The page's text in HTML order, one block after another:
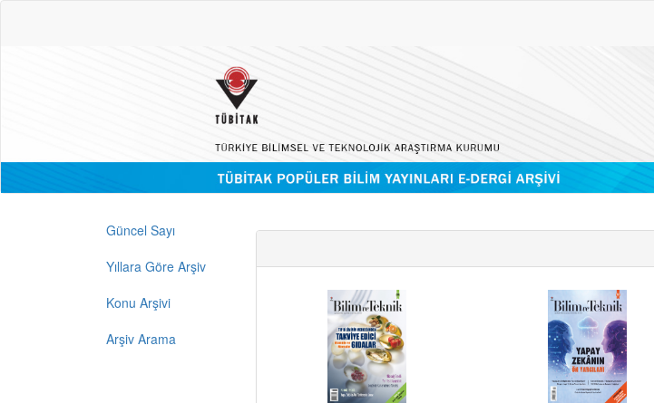
Güncel Sayı
Yıllara Göre Arşiv
Konu Arşivi
Arşiv Arama